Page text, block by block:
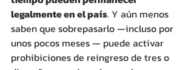
legalmente en el país. Y aún menos
saben que sobrepasarlo —incluso por
unos pocos meses — puede activar
prohibiciones de reingreso de tres o